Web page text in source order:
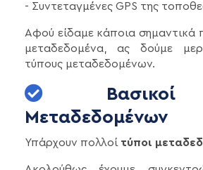
- Συντεταγμένες GPS της
Αφού είδαμε κάποια σημαντικά
μεταδεδομένα, ας δούμε
τύπους μεταδεδομένων.
Βασικοί
Μεταδεδομένων
Υπάρχουν πολλοί τύποι